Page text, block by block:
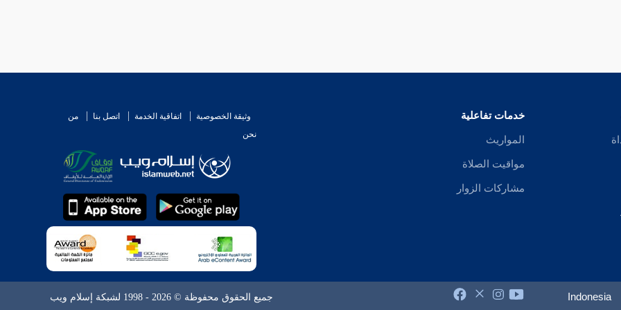
خدمات تفاعلية
المواريث
مواقيت الصلاة
مشاركات الزوار
وثيقة الخصوصية اتفاقية الخدمة اتصل بنا
من
نحن
Indonesia جميع الحقوق محفوظة © 2026 - 1998 لشبكة إسلام ويب